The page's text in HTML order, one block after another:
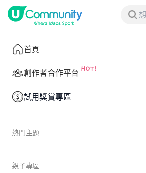
首頁
創作者合作平台
試用獎賞專區
熱門主題
親子專區